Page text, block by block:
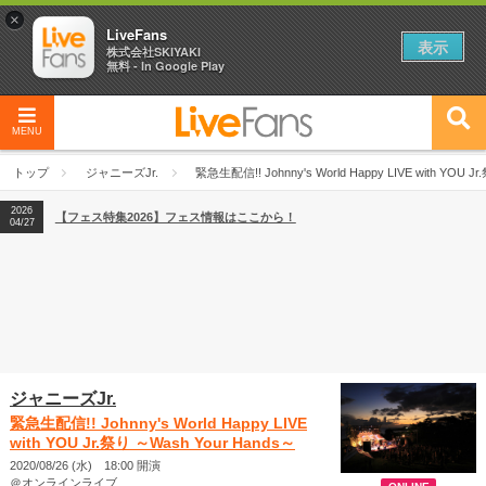
MENU
トップ ジャニーズJr. 緊急生配信!! Johnny's World Happy LIVE with YOU
2026
04/27
2026
【ライブ動員ランキング】2026年上半期編発表！
2026
04/27
【フェス特集2026】フェス情報はここから！
ジャニーズJr.
緊急生配信!! Johnny's World Happy LIVE
with YOU Jr.祭り ～Wash Your Hands～
2020/08/26 (水) 18:00 開演
＠オンラインライブ
×
LiveFans
株式会社SKIYAKI
無料 - In Google Play
表示